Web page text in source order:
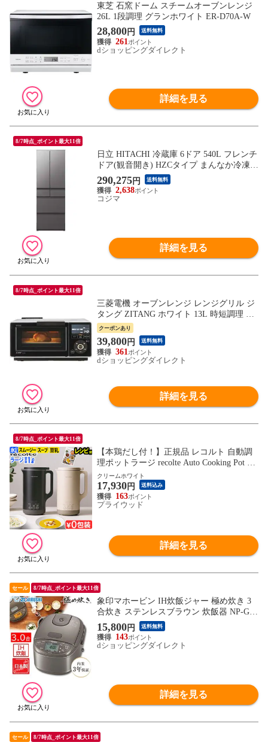
東芝 石窯ドーム スチームオーブンレンジ
26L 1段調理 グランホワイト ER-D70A-W
28,800円 送料無料
261
dショッピングダイレクト
詳細を見る
8/7時点_ポイント最大11倍
日立 HITACHI 冷蔵庫 6ドア 540L フレンチ
ドア(観音開き) HZCタイプ まんなか冷凍
幅65cm チャコールグレー R-HZC54Y-XH
（標準設置無料）
290,275円 送料無料
2,638
コジマ
詳細を見る
8/7時点_ポイント最大11倍
三菱電機 オーブンレンジ レンジグリル ジ
タング ZITANG ホワイト 13L 時短調理 グ
リル トースト 赤外線センサー RG-HS1-W
クーポンあり
39,800円 送料無料
361
dショッピングダイレクト
詳細を見る
8/7時点_ポイント最大11倍
【本鶏だし付！】正規品 レコルト 自動調
理ポットラージ recolte Auto Cooking Pot La
rge ≪クリームホワイト RSY-3≫ 大容量 防
水 電気 ミキサー ブレンダー 豆乳メーカー
スープメーカー スープジャー レシピ付き
離乳食 介護食 保温 氷OK ギフト
クリームホワイト
17,930円 送料込み
163
プライウッド
詳細を見る
セール 8/7時点_ポイント最大11倍
象印マホービン IH炊飯ジャー 極め炊き 3
合炊き ステンレスブラウン 炊飯器 NP-GS0
5-XT
15,800円 送料無料
143
dショッピングダイレクト
詳細を見る
セール 8/7時点_ポイント最大11倍